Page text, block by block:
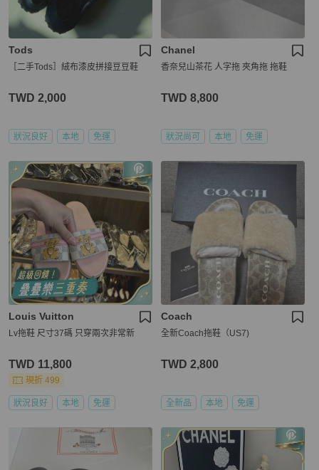
Tods
［二手Tods］絨布漆皮拼接豆豆鞋
TWD 2,000
狀況良好 本地 免運
Chanel
香奈兒山茶花 人字拖 夾角拖 拖鞋
TWD 8,800
狀況尚可 本地 免運
Louis Vuitton
Lv拖鞋 尺寸37碼 只穿兩次非常新
TWD 11,800
現折 499
狀況良好 本地 免運
Coach
全新Coach拖鞋（US7)
TWD 2,800
全新品 本地 免運